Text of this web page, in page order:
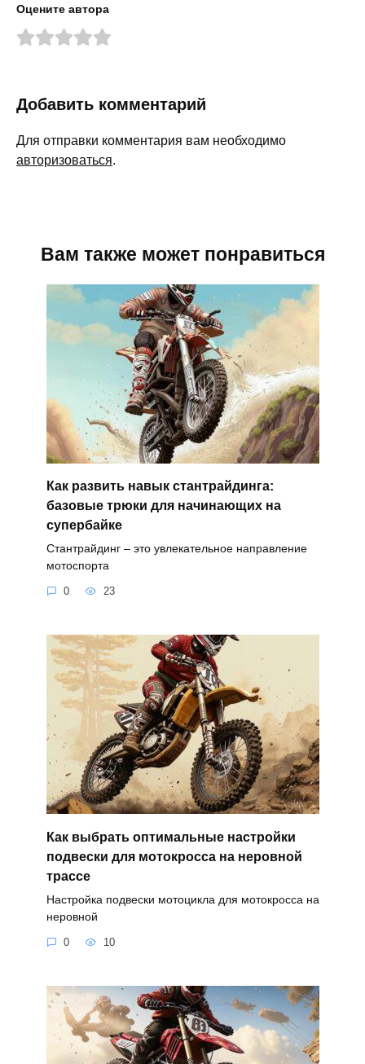
Оцените автора
Добавить комментарий
Для отправки комментария вам необходимо
авторизоваться.
Вам также может понравиться
Как развить навык стантрайдинга:
базовые трюки для начинающих на
супербайке
Стантрайдинг – это увлекательное направление
мотоспорта
0 23
Как выбрать оптимальные настройки
подвески для мотокросса на неровной
трассе
Настройка подвески мотоцикла для мотокросса на
неровной
0 10